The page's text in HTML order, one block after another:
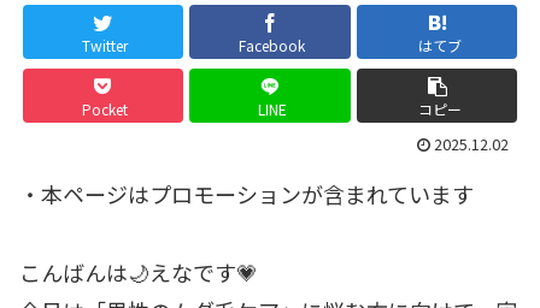
Twitter Facebook はてブ
Pocket LINE コピー
2025.12.02
・本ページはプロモーションが含まれています
こんばんは🌙えなです💗